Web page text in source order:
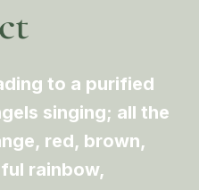
to a purified
singing; all the
red, brown,
rainbow,